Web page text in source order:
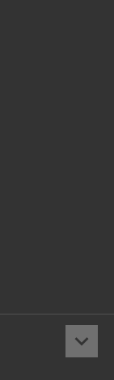
keyboard_arrow_down